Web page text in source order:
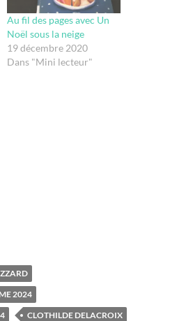
Au fil des pages avec Un
Noël sous la neige
19 décembre 2020
Dans "Mini lecteur"
2024
CLOTHILDE DELACROIX